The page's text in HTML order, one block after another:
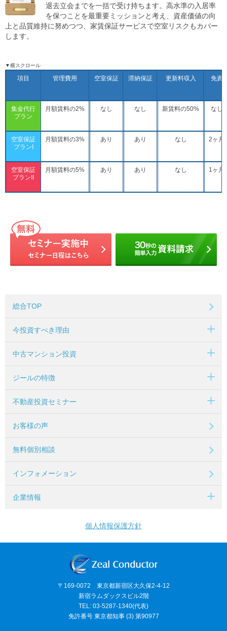
退去立会までを一括で受け持ちます。高水準の入居率
を保つことを最重要ミッションと考え、資産価値の向
上と品質維持に努めつつ、家賃保証サービスで空室リスクもカバー
します。
▼横スクロール
項目
集金代行
プラン
空室保証
プランI
空室保証
プランII
管理費用
月額賃料の2%
月額賃料の3%
月額賃料の5%
空室保証
なし
あり
あり
滞納保証
なし
あり
あり
更新料収入
新賃料の50%
なし
なし
免責
なし
2ヶ月
1ヶ月
総合TOP
今投資すべき理由
中古マンション投資
ジールの特徴
不動産投資セミナー
お客様の声
無料個別相談
インフォメーション
企業情報
個人情報保護方針
〒169-0072 東京都新宿区大久保2-4-12
新宿ラムダックスビル2階
TEL: 03-5287-1340(代表)
免許番号 東京都知事 (3) 第90977